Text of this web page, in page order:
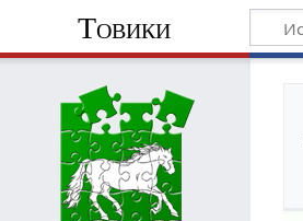
Товики